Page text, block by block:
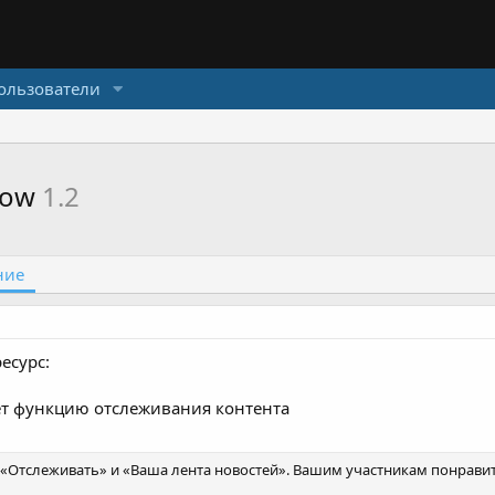
1.2
функцию отслеживания контента
и «Ваша лента новостей». Вашим участникам